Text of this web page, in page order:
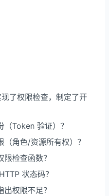
了权限检查，制定了开
（Token 验证）？
（角色/资源所有权）？
检查函数？
状态码？
权限不足？